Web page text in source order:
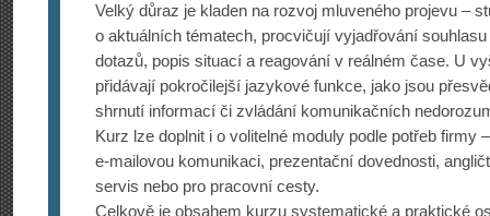
Velký důraz je kladen na rozvoj mluveného projevu –
o aktuálních tématech, procvičují vyjadřování
dotazů, popis situací a reagování v reálném čase. U
přidávají pokročilejší jazykové funkce, jako jsou
shrnutí informací či zvládání komunikačních
Kurz lze doplnit i o volitelné moduly podle potřeb firmy
e-mailovou komunikaci, prezentační dovednosti,
servis nebo pro pracovní cesty.
Celkově je obsahem kurzu systematické a praktické